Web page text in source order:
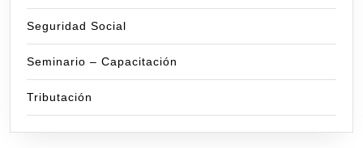
Seguridad Social
Seminario – Capacitación
Tributación